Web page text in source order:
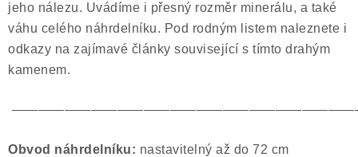
jeho nálezu. Uvádíme i přesný rozměr minerálu, a také
váhu celého náhrdelníku. Pod rodným listem naleznete i
odkazy na zajímavé články související s tímto drahým
kamenem.
O bvod náhrdelníku: nastavitelný až do 72 cm